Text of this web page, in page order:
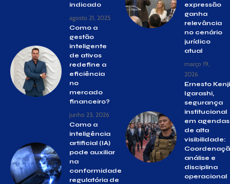
indicado
agosto 21, 2025
Como a
gestão
inteligente
de ativos
redefine a
eficiência
no
mercado
financeiro?
junho 23, 2026
Como a
inteligência
artificial (IA)
pode auxiliar
na
conformidade
regulatória de
expressão
ganha
relevância
no cenário
jurídico
atual
março 19,
2026
Ernesto Kenji
Igarashi,
segurança
institucional
em agendas
de alta
visibilidade:
análise e
disciplina
operacional